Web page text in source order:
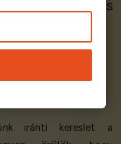
Nincs
B - Head of IT
iránti kereslet a